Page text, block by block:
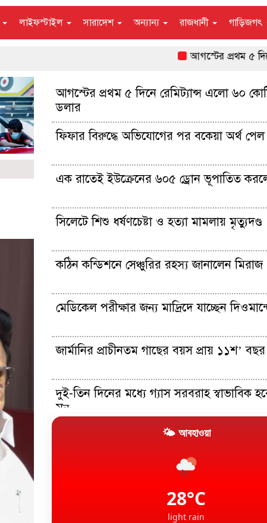
লাইফস্টাইল সারাদেশ অন্যান্য রাজধানী গাড়িজগৎ
আগস্টের প্রথম ৫ দিনে
আগস্টের প্রথম ৫ দিনে রেমিট্যান্স এলো ৬০
ডলার
ফিফার বিরুদ্ধে অভিযোগের পর বকেয়া অর্থ পেল
এক রাতেই ইউক্রেনের ৬০৫ ড্রোন ভূপাতিত
সিলেটে শিশু ধর্ষণচেষ্টা ও হত্যা মামলায় মৃত্যুদণ্ড
কঠিন কন্ডিশনে সেঞ্চুরির রহস্য জানালেন মিরাজ
মেডিকেল পরীক্ষার জন্য মাদ্রিদে যাচ্ছেন
জার্মানির প্রাচীনতম গাছের বয়স প্রায় ১১শ’ বছর
দুই-তিন দিনের মধ্যে গ্যাস সরবরাহ স্বাভাবিক
মন্...
১৫ আগস্টের মধ্যেই একীভূত পাঁচ ব্যাংক থেকে
সহকর্মীকে ধর্ষণ: তেহেলকার সাবেক সম্পাদকের
🌤 আবহাওয়া
28°C
light rain